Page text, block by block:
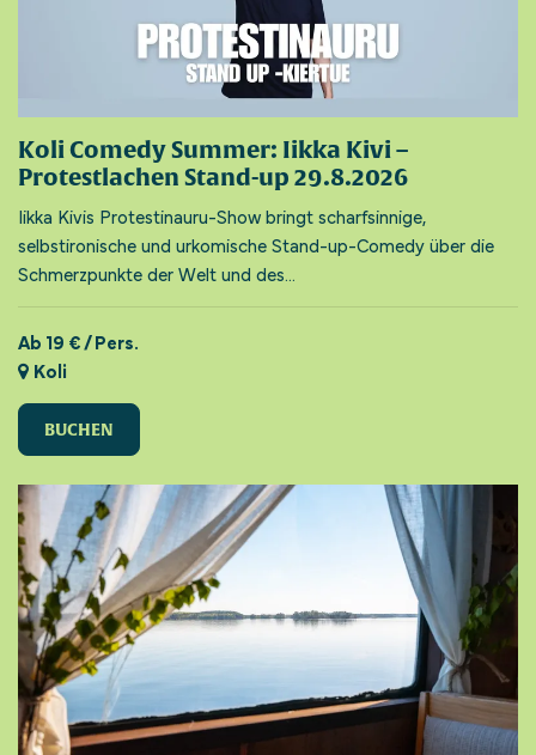
Koli Comedy Summer: Iikka Kivi –
Protestlachen Stand-up 29.8.2026
Iikka Kivis Protestinauru-Show bringt scharfsinnige,
selbstironische und urkomische Stand-up-Comedy über die
Schmerzpunkte der Welt und des...
Ab 19 € / Pers.
Koli
BUCHEN